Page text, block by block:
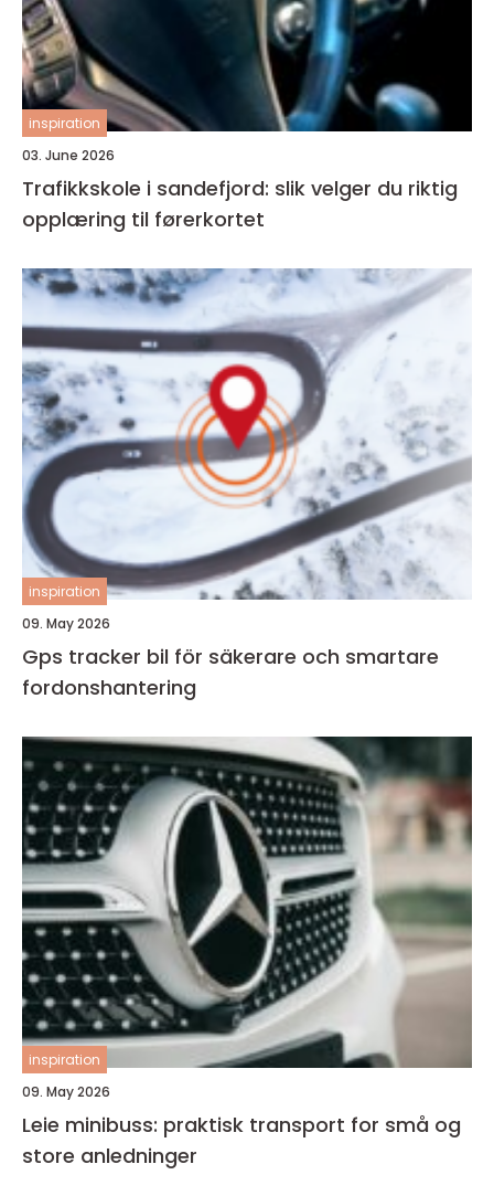
inspiration
03. June 2026
Trafikkskole i sandefjord: slik velger du riktig
opplæring til førerkortet
inspiration
09. May 2026
Gps tracker bil för säkerare och smartare
fordonshantering
inspiration
09. May 2026
Leie minibuss: praktisk transport for små og
store anledninger